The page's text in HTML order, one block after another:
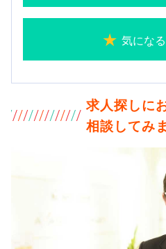
気にな
求人探しに
相談してみ